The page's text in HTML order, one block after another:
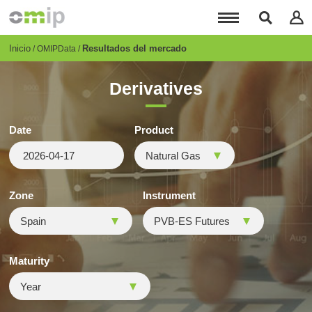
principal
Breadcrumb
Inicio OMIPData Resultados del mercado
Derivatives
Date Product
Zone Instrument
Maturity